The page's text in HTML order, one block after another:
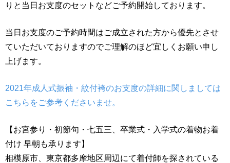
りと当日お支度のセットなどご予約開始しております。
当日お支度のご予約時間はご成立された方から優先とさせ
ていただいておりますのでご理解のほど宜しくお願い申し
上げます。
2021年成人式振袖・紋付袴のお支度の詳細に関しましては
こちらをご参考くださいませ。
【お宮参り・初節句・七五三、卒業式・入学式の着物お着
付け 早朝も承ります】
相模原市、東京都多摩地区周辺にて着付師を探されている